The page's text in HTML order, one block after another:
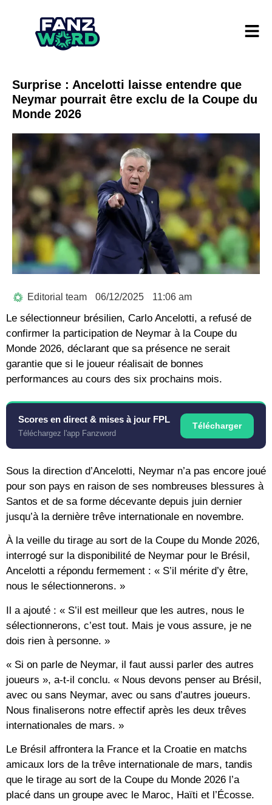
Surprise : Ancelotti laisse entendre que
Neymar pourrait être exclu de la Coupe du
Monde 2026
Editorial team 06/12/2025 11:06 am
Le sélectionneur brésilien, Carlo Ancelotti, a refusé de
confirmer la participation de Neymar à la Coupe du
Monde 2026, déclarant que sa présence ne serait
garantie que si le joueur réalisait de bonnes
performances au cours des six prochains mois.
Scores en direct & mises à jour FPL
Téléchargez l'app Fanzword
Télécharger
Sous la direction d’Ancelotti, Neymar n’a pas encore joué
pour son pays en raison de ses nombreuses blessures à
Santos et de sa forme décevante depuis juin dernier
jusqu’à la dernière trêve internationale en novembre.
À la veille du tirage au sort de la Coupe du Monde 2026,
interrogé sur la disponibilité de Neymar pour le Brésil,
Ancelotti a répondu fermement : « S’il mérite d’y être,
nous le sélectionnerons. »
Il a ajouté : « S’il est meilleur que les autres, nous le
sélectionnerons, c’est tout. Mais je vous assure, je ne
dois rien à personne. »
« Si on parle de Neymar, il faut aussi parler des autres
joueurs », a-t-il conclu. « Nous devons penser au Brésil,
avec ou sans Neymar, avec ou sans d’autres joueurs.
Nous finaliserons notre effectif après les deux trêves
internationales de mars. »
Le Brésil affrontera la France et la Croatie en matchs
amicaux lors de la trêve internationale de mars, tandis
que le tirage au sort de la Coupe du Monde 2026 l’a
placé dans un groupe avec le Maroc, Haïti et l’Écosse.